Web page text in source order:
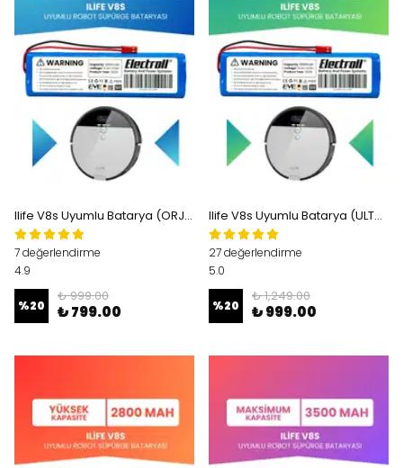
Ilife V8s Uyumlu Batarya (ORJİNAL KAPASİTE) 2600mah Pil Robot Süpürge Bataryası Değişimi
7 değerlendirme
4.9
%20
₺ 999.00
₺ 799.00
Ilife V8s Uyumlu Batarya (ULTRA YÜKSEK KAPASİTE) 3200mah Pil Robot Süpürge Bataryası Değişimi
27 değerlendirme
5.0
%20
₺ 1,249.00
₺ 999.00